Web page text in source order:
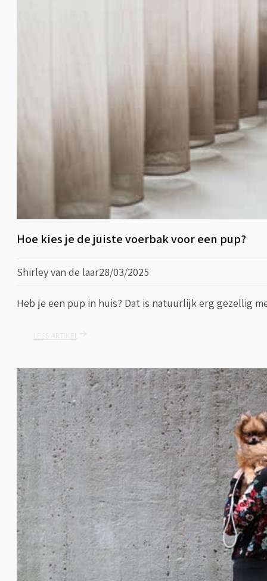
Hoe kies je de juiste voerbak voor een pup?
Shirley van de laar28/03/2025
Heb je een pup in huis? Dat is natuurlijk erg gezellig